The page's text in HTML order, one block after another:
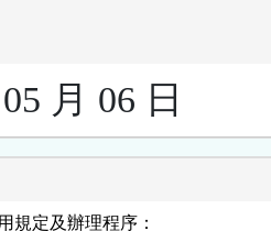
月 06 日
規定及辦理程序：